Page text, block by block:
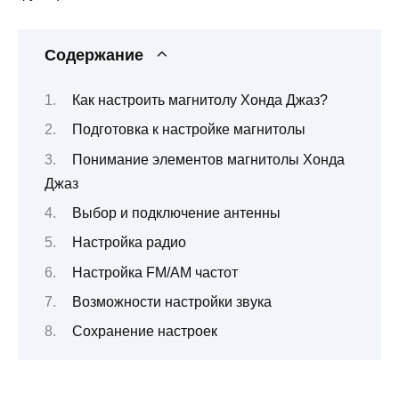
Содержание
Как настроить магнитолу Хонда Джаз?
Подготовка к настройке магнитолы
Понимание элементов магнитолы Хонда
Джаз
Выбор и подключение антенны
Настройка радио
Настройка FM/AM частот
Возможности настройки звука
Сохранение настроек